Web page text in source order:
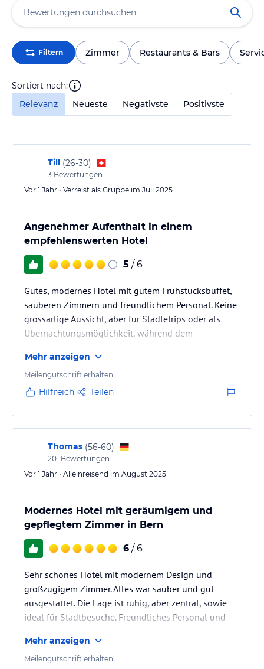
Filtern Zimmer Restaurants & Bars
Sortiert nach:
Relevanz
Neueste Negativste Positivste
Till (26-30)
3 Bewertungen
Vor 1 Jahr • Verreist als Gruppe im Juli 2025
Angenehmer Aufenthalt in einem
empfehlenswerten Hotel
5 / 6
Gutes, modernes Hotel mit gutem Frühstücksbuffet,
sauberen Zimmern und freundlichem Personal. Keine
grossartige Aussicht, aber für Städtetrips oder als
Übernachtungsmöglichkeit, während dem
Mehr anzeigen
Meilengutschrift erhalten
Hilfreich Teilen
Thomas (56-60)
201 Bewertungen
Vor 1 Jahr • Alleinreisend im August 2025
Modernes Hotel mit geräumigem und
gepflegtem Zimmer in Bern
6 / 6
Sehr schönes Hotel mit modernem Design und
großzügigem Zimmer. Alles war sauber und gut
ausgestattet. Die Lage ist ruhig, aber zentral, sowie
ideal für Stadtbesuche. Freundliches Personal und
Mehr anzeigen
Meilengutschrift erhalten